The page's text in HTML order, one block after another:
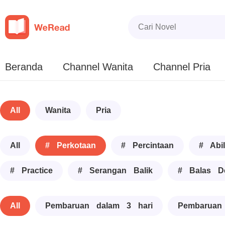
Beranda Channel Wanita Channel Pria
All Wanita Pria
All # Perkotaan # Percintaan #
# Practice # Serangan Balik # Balas
All Pembaruan dalam 3 hari